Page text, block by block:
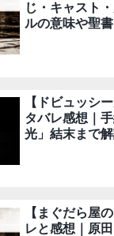
じ・キャスト
ルの意味や聖
【ドビュッシ
タバレ感想｜
光」結末まで
【まぐだら屋
レと感想｜原